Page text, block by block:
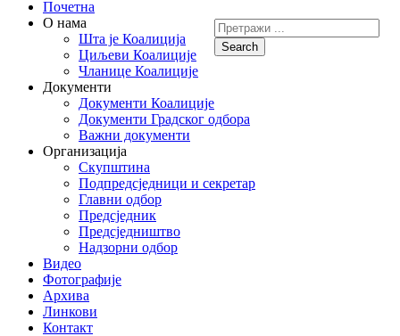
Search
for:
Primary
Menu
Skip
Почетна
О нама
Шта је Коалиција
Циљеви Коалиције
Чланице Коалиције
Документи
Документи Коалиције
Документи Градског одбора
Важни документи
Организација
Скупштина
Подпредсједници и секретар
Главни одбор
Предсједник
Предсједништво
Надзорни одбор
Видео
Фотографије
Архива
Линкови
Контакт